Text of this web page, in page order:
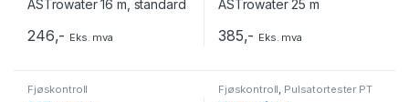
246,- Eks. mva 385,- Eks. mva
Fjøskontroll Fjøskontroll, Pulsatortester PT
IV